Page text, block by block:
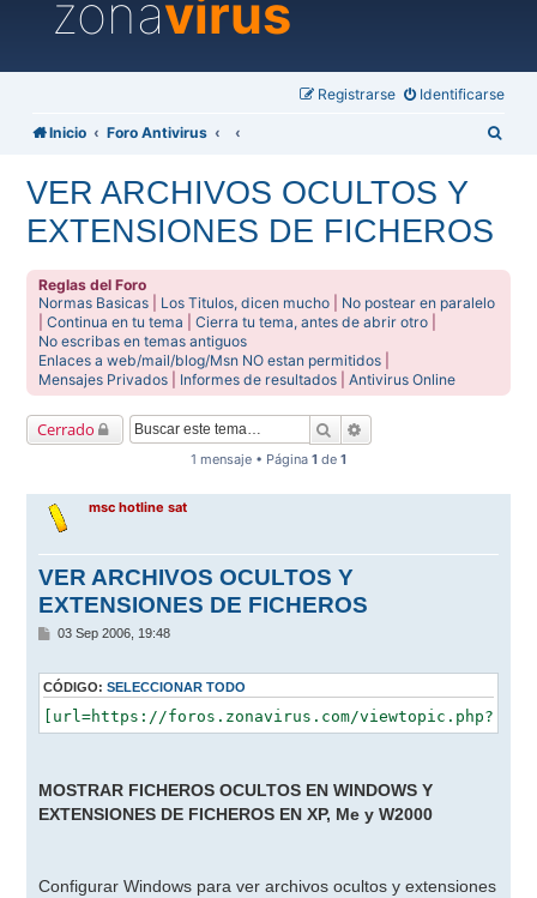
zonavirus
Identificarse
Registrarse
Inicio Foro Antivirus
VER ARCHIVOS OCULTOS Y
EXTENSIONES DE FICHEROS
Reglas del Foro
Normas Basicas
Los Titulos, dicen mucho
No postear en paralelo
|Continua en tu tema |Cierra tu tema, antes de abrir otro
No escribas en temas antiguos
Enlaces a web/mail/blog/Msn NO estan permitidos
Mensajes Privados
Informes de resultados |Antivirus Online
Cerrado Buscar
1 mensaje • Página 1 de 1
msc hotline sat
VER ARCHIVOS OCULTOS Y
EXTENSIONES DE FICHEROS
M
s
a
e
03 Sep 2006, 19:48
CÓDIGO:SELECCIONAR TODO
MOSTRAR FICHEROS OCULTOS EN WINDOWS Y
EXTENSIONES DE FICHEROS EN XP, Me y W2000
Configurar Windows para ver archivos ocultos y extensiones